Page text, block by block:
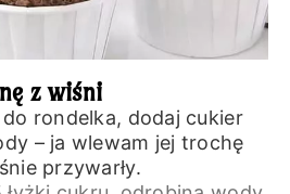
z wiśni
do rondelka, dodaj cukier
– ja wlewam jej trochę
przywarły.